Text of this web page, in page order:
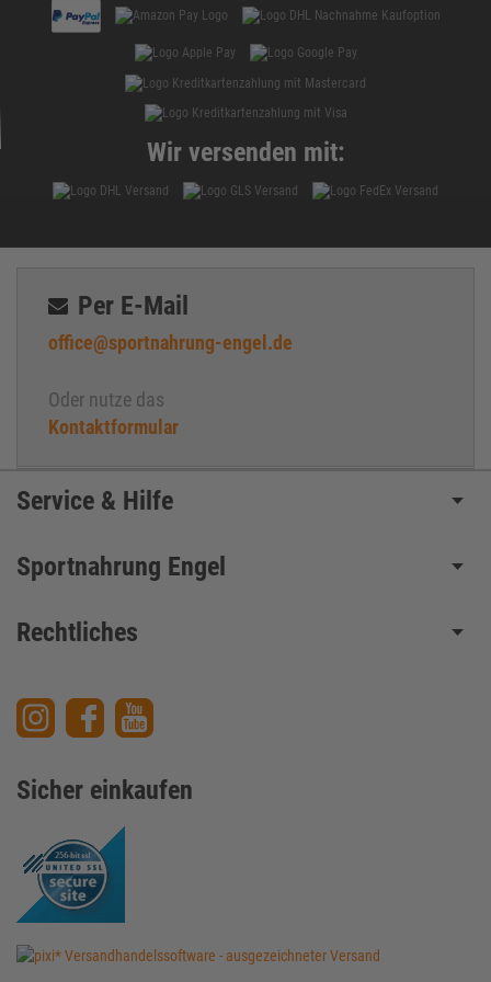
Wir versenden mit:
Per E-Mail
office@sportnahrung-engel.de
Oder nutze das
Kontaktformular
Service & Hilfe
Sportnahrung Engel
Rechtliches
Sicher einkaufen